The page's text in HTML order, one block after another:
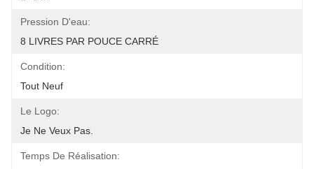
Pression D'eau:
8 LIVRES PAR POUCE CARRÉ
Condition:
Tout Neuf
Le Logo:
Je Ne Veux Pas.
Temps De Réalisation: